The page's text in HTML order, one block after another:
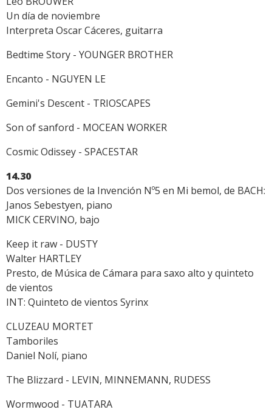
Un día de noviembre
Interpreta Oscar Cáceres, guitarra
Bedtime Story - YOUNGER BROTHER
Encanto - NGUYEN LE
Gemini's Descent - TRIOSCAPES
Son of sanford - MOCEAN WORKER
Cosmic Odissey - SPACESTAR
14.30
Dos versiones de la Invención Nº5 en Mi bemol, de BACH:
Janos Sebestyen, piano
MICK CERVINO, bajo
Keep it raw - DUSTY
Walter HARTLEY
Presto, de Música de Cámara para saxo alto y quinteto
de vientos
INT: Quinteto de vientos Syrinx
CLUZEAU MORTET
Tamboriles
Daniel Nolí, piano
The Blizzard - LEVIN, MINNEMANN, RUDESS
Wormwood - TUATARA